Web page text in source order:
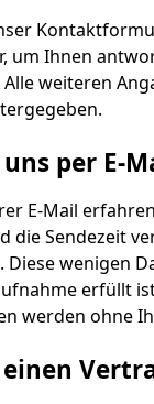
um Ihnen
weiteren
per E-
E-Mail
die Sendezeit
Diese wenigen
erfüllt
werden ohne